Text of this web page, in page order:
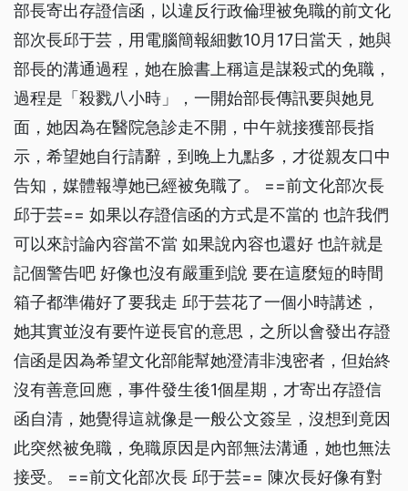
部長寄出存證信函，以違反行政倫理被免職的前文化
部次長邱于芸，用電腦簡報細數10月17日當天，她與
部長的溝通過程，她在臉書上稱這是謀殺式的免職，
過程是「殺戮八小時」，一開始部長傳訊要與她見
面，她因為在醫院急診走不開，中午就接獲部長指
示，希望她自行請辭，到晚上九點多，才從親友口中
告知，媒體報導她已經被免職了。 ==前文化部次長
邱于芸== 如果以存證信函的方式是不當的 也許我們
可以來討論內容當不當 如果說內容也還好 也許就是
記個警告吧 好像也沒有嚴重到說 要在這麼短的時間
箱子都準備好了要我走 邱于芸花了一個小時講述，
她其實並沒有要忤逆長官的意思，之所以會發出存證
信函是因為希望文化部能幫她澄清非洩密者，但始終
沒有善意回應，事件發生後1個星期，才寄出存證信
函自清，她覺得這就像是一般公文簽呈，沒想到竟因
此突然被免職，免職原因是內部無法溝通，她也無法
接受。 ==前文化部次長 邱于芸== 陳次長好像有對